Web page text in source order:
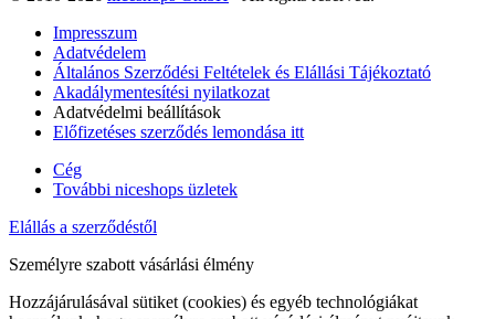
Impresszum
Adatvédelem
Általános Szerződési Feltételek és Elállási Tájékoztató
Akadálymentesítési nyilatkozat
Adatvédelmi beállítások
Előfizetéses szerződés lemondása itt
Cég
További niceshops üzletek
Elállás a szerződéstől
Személyre szabott vásárlási élmény
Hozzájárulásával sütiket (cookies) és egyéb technológiákat